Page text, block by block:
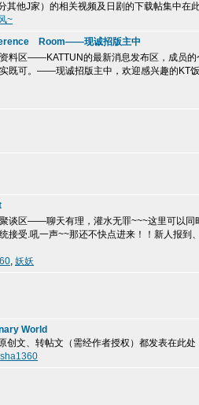
他J家）的相关视频及日剧的下载帖集中在
~
Room——现诚招版主中
资料区——KATTUN的最新消息发布区，成员的
实既可。——现诚招版主中，欢迎感兴趣的KT
聚谈区——聊天有理，灌水无罪~~~这里可以同
统接受.吼一声~~那还不快点进来！！新人报到
, 妖妖
World
文、转帖文（需经作者授权）都发表在此